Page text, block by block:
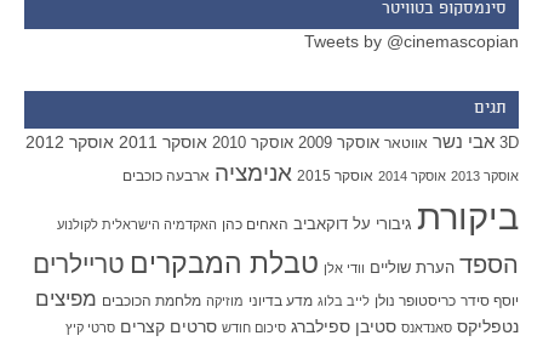
סינמסקופ בטוויטר
Tweets by @cinemascopian
תגים
3D אבי נשר אווטאר אוסקר 2009 אוסקר 2010 אוסקר 2011 אוסקר 2012
אוסקר 2013 אוסקר 2014 אוסקר 2015 אנימציה ארבעה כוכבים
ביקורת גיבורי על דוקאביב האחים כהן האקדמיה הישראלית לקולנוע
הספד הערת שוליים וודי אלן טבלת המבקרים טריילרים
יוסף סידר כריסטופר נולן לייב בלוג מדע בדיוני מוזיקה מלחמת הכוכבים מפיצים
נטפליקס סאנדאנס סטיבן ספילברג סיכום חודש סרטים קצרים סרטי קיץ